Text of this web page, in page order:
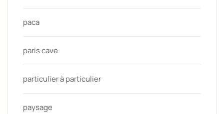
paca
paris cave
particulier à particulier
paysage